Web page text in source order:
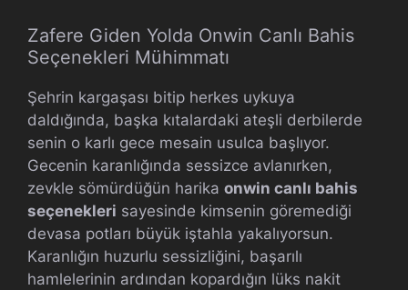
Zafere Giden Yolda Onwin Canlı Bahis
Seçenekleri Mühimmatı
Şehrin kargaşası bitip herkes uykuya
daldığında, başka kıtalardaki ateşli derbilerde
senin o karlı gece mesain usulca başlıyor.
Gecenin karanlığında sessizce avlanırken,
zevkle sömürdüğün harika onwin canlı bahis
seçenekleri sayesinde kimsenin göremediği
devasa potları büyük iştahla yakalıyorsun.
Karanlığın huzurlu sessizliğini, başarılı
hamlelerinin ardından kopardığın lüks nakit